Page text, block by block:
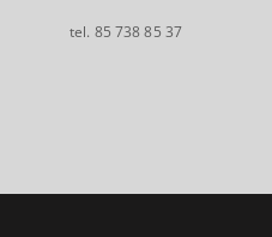
tel. 85 738 85 37